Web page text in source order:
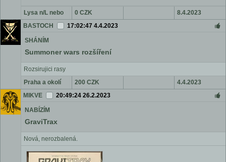
Lysa n/L nebo
Praha Vltavska
0 CZK
8.4.2023
BASTOCH
17:02:47 4.4.2023
SHÁNÍM
Summoner wars rozšíření
Rozsirujici rasy
Praha a okolí
200 CZK
4.4.2023
MIKVE
20:49:24 26.2.2023
NABÍZÍM
GraviTrax
Nová, nerozbalená.